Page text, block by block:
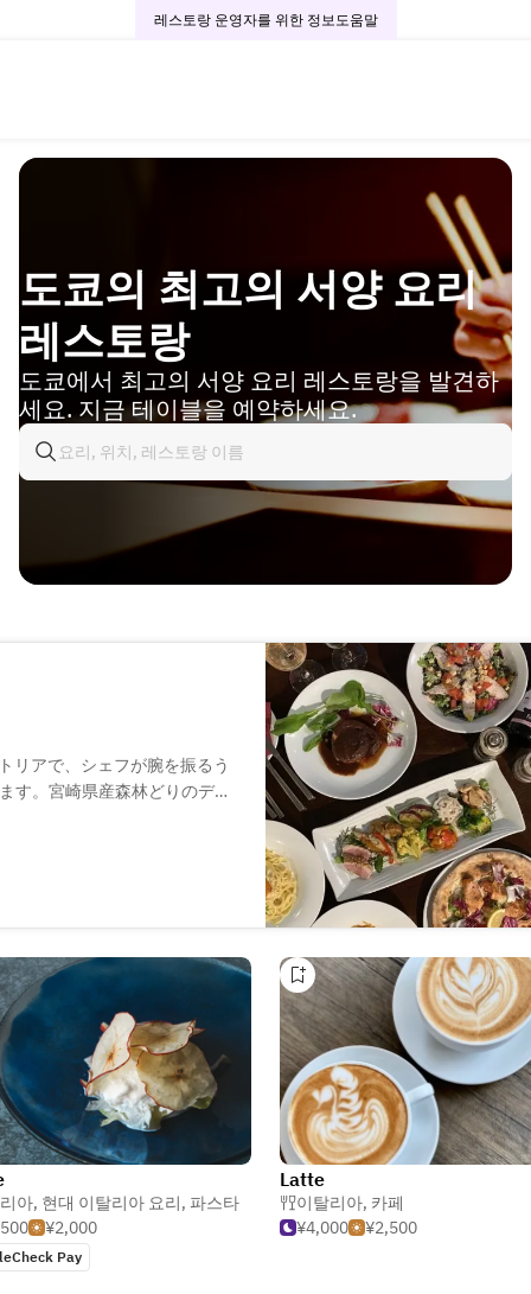
레스토랑 운영자를 위한 정보도움말
도쿄의 최고의 서양 요리
레스토랑
도쿄에서 최고의 서양 요리 레스토랑을 발견하
세요. 지금 테이블을 예약하세요.
リアで、シェフが腕を振るう
す。宮崎県産森林どりのディ
아, 현대 이탈리아 요리, 파스타
¥2,000
Pay
Latte
이탈리아, 카페
¥4,000
¥2,500